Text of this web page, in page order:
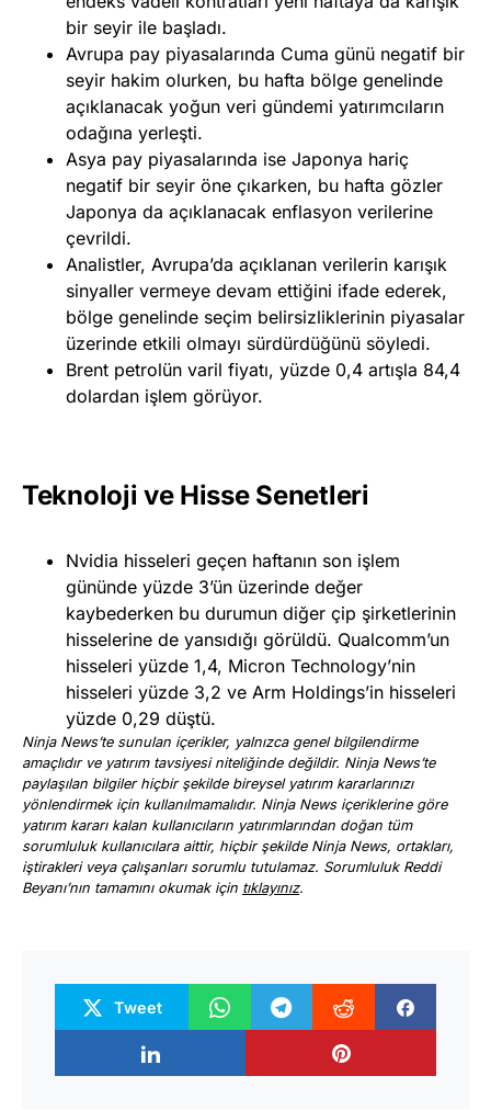
bir seyir ile başladı.
Avrupa pay piyasalarında Cuma günü negatif bir
seyir hakim olurken, bu hafta bölge genelinde
açıklanacak yoğun veri gündemi yatırımcıların
odağına yerleşti.
Asya pay piyasalarında ise Japonya hariç
negatif bir seyir öne çıkarken, bu hafta gözler
Japonya da açıklanacak enflasyon verilerine
çevrildi.
Analistler, Avrupa’da açıklanan verilerin karışık
sinyaller vermeye devam ettiğini ifade ederek,
bölge genelinde seçim belirsizliklerinin piyasalar
üzerinde etkili olmayı sürdürdüğünü söyledi.
Brent petrolün varil fiyatı, yüzde 0,4 artışla 84,4
dolardan işlem görüyor.
Teknoloji ve Hisse Senetleri
Nvidia hisseleri geçen haftanın son işlem
gününde yüzde 3’ün üzerinde değer
kaybederken bu durumun diğer çip şirketlerinin
hisselerine de yansıdığı görüldü. Qualcomm’un
hisseleri yüzde 1,4, Micron Technology’nin
hisseleri yüzde 3,2 ve Arm Holdings’in hisseleri
yüzde 0,29 düştü.
Ninja News’te sunulan içerikler, yalnızca genel bilgilendirme
amaçlıdır ve yatırım tavsiyesi niteliğinde değildir. Ninja News’te
paylaşılan bilgiler hiçbir şekilde bireysel yatırım kararlarınızı
yönlendirmek için kullanılmamalıdır. Ninja News içeriklerine göre
yatırım kararı kalan kullanıcıların yatırımlarından doğan tüm
sorumluluk kullanıcılara aittir, hiçbir şekilde Ninja News, ortakları,
iştirakleri veya çalışanları sorumlu tutulamaz. Sorumluluk Reddi
Beyanı’nın tamamını okumak için tıklayınız.
Tweet